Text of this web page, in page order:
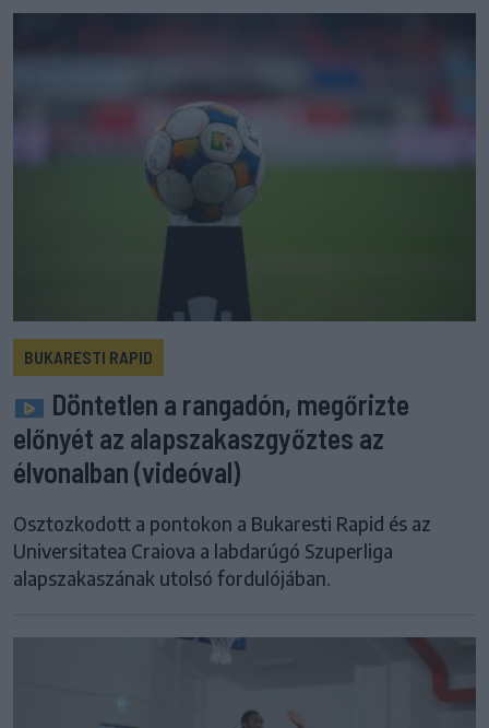
BUKARESTI RAPID
Döntetlen a rangadón, megőrizte
előnyét az alapszakaszgyőztes az
élvonalban (videóval)
Osztozkodott a pontokon a Bukaresti Rapid és az
Universitatea Craiova a labdarúgó Szuperliga
alapszakaszának utolsó fordulójában.